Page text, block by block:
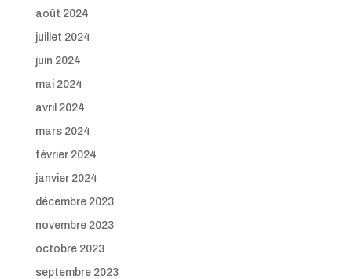
août 2024
juillet 2024
juin 2024
mai 2024
avril 2024
mars 2024
février 2024
janvier 2024
décembre 2023
novembre 2023
octobre 2023
septembre 2023